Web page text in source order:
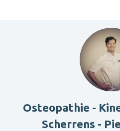
Osteopathie -
Scherrens -